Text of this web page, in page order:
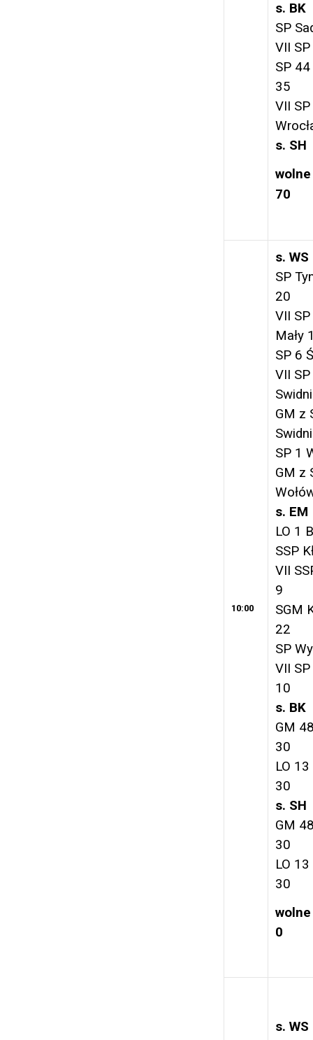
s. BK
SP
VII
SP 44
35
VII
s. SH
70
10:00
s. WS
SP
20
VII
Mały
SP 6
VII
GM z
SP 1
GM z
s. EM
LO 1
SSP
VII
9
SGM
22
SP
VII
10
s. BK
GM
30
LO
30
s. SH
GM
30
LO
30
0
s. WS